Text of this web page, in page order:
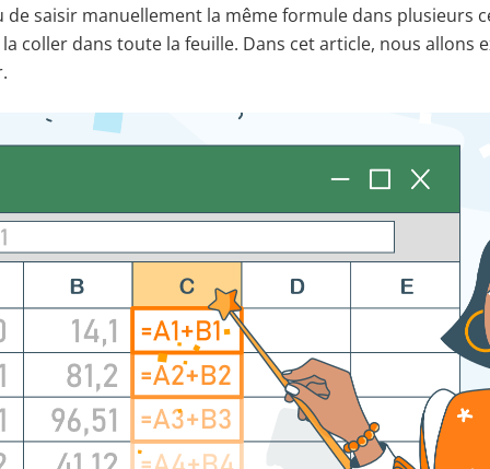
de saisir manuellement la même formule dans plusieurs
coller dans toute la feuille. Dans cet article, nous allons